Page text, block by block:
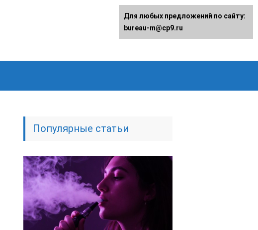
Популярные статьи
Для любых предложений по сайту:
bureau-m@cp9.ru